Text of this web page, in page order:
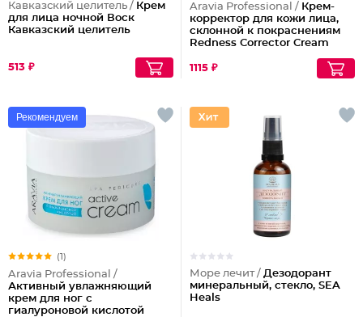
Кавказский целитель / Крем
для лица ночной Воск
Кавказский целитель
513 ₽
Aravia Professional / Крем-
корректор для кожи лица,
склонной к покраснениям
Redness Corrector Cream
1115 ₽
Рекомендуем
(1)
Aravia Professional /
Активный увлажняющий
крем для ног с
гиалуроновой кислотой
Море лечит / Дезодорант
минеральный, стекло, SEA
Heals